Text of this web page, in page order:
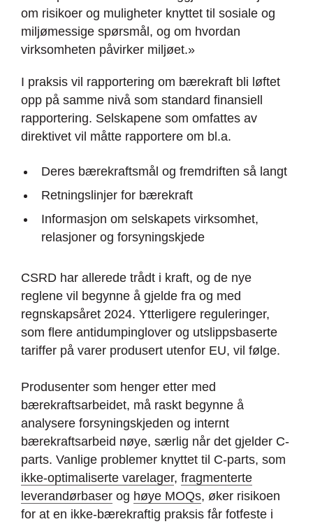
om risikoer og muligheter knyttet til sosiale og
miljømessige spørsmål, og om hvordan
virksomheten påvirker miljøet.»
I praksis vil rapportering om bærekraft bli løftet
opp på samme nivå som standard finansiell
rapportering. Selskapene som omfattes av
direktivet vil måtte rapportere om bl.a.
Deres bærekraftsmål og fremdriften så langt
Retningslinjer for bærekraft
Informasjon om selskapets virksomhet,
relasjoner og forsyningskjede
CSRD har allerede trådt i kraft, og de nye
reglene vil begynne å gjelde fra og med
regnskapsåret 2024. Ytterligere reguleringer,
som flere antidumpinglover og utslippsbaserte
tariffer på varer produsert utenfor EU, vil følge.
Produsenter som henger etter med
bærekraftsarbeidet, må raskt begynne å
analysere forsyningskjeden og internt
bærekraftsarbeid nøye, særlig når det gjelder C-
parts. Vanlige problemer knyttet til C-parts, som
ikke-optimaliserte varelager, fragmenterte
leverandørbaser og høye MOQs, øker risikoen
for at en ikke-bærekraftig praksis får fotfeste i